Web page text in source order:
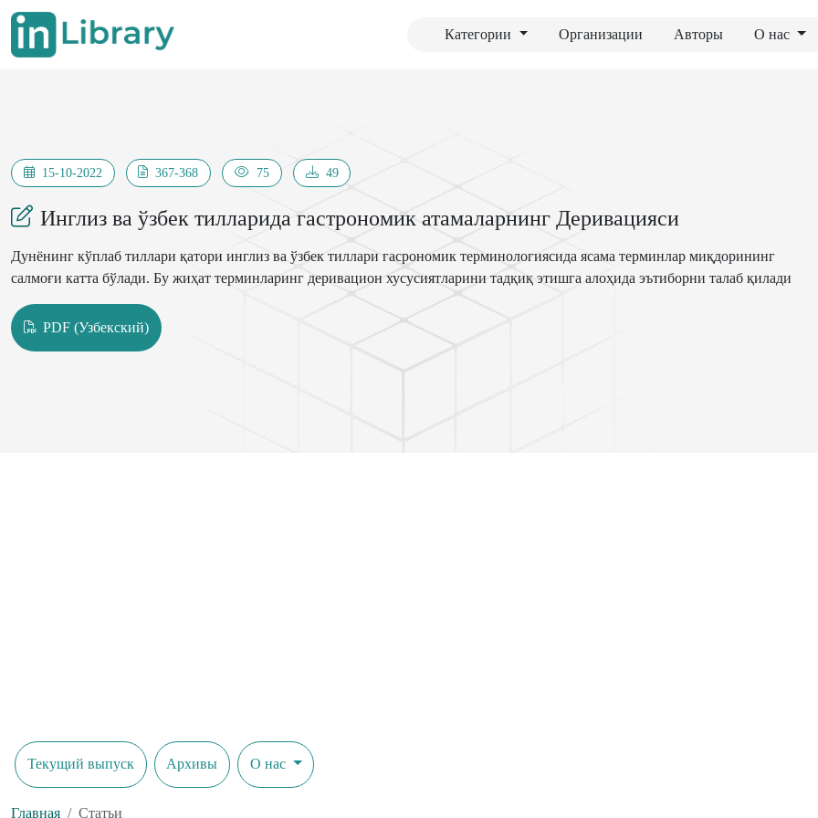
Категории Организации Авторы О нас
15-10-2022 367-368 75 49
Инглиз ва ўзбек тилларида гастрономик атамаларнинг Деривацияси
Дунёнинг кўплаб тиллари қатори инглиз ва ўзбек тиллари гасрономик терминологиясида ясама терминлар миқдорининг
салмоғи катта бўлади. Бу жиҳат терминларинг деривацион хусусиятларини тадқиқ этишга алоҳида эътиборни талаб қилади
PDF (Узбекский)
Текущий выпуск Архивы О нас
Главная Статьи